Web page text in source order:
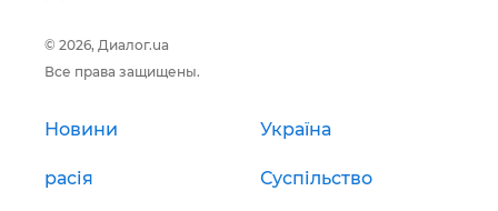
© 2026, Диалог.ua
Все права защищены.
Новини Україна
расія Суспільство